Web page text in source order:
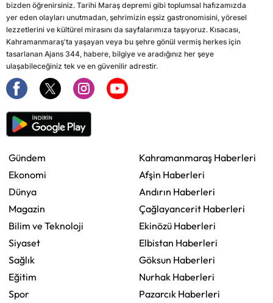
bizden öğrenirsiniz. Tarihi Maraş depremi gibi toplumsal hafızamızda
yer eden olayları unutmadan, şehrimizin eşsiz gastronomisini, yöresel
lezzetlerini ve kültürel mirasını da sayfalarımıza taşıyoruz. Kısacası,
Kahramanmaraş'ta yaşayan veya bu şehre gönül vermiş herkes için
tasarlanan Ajans 344, habere, bilgiye ve aradığınız her şeye
ulaşabileceğiniz tek ve en güvenilir adrestir.
Gündem
Ekonomi
Dünya
Magazin
Bilim ve Teknoloji
Siyaset
Sağlık
Eğitim
Spor
Kahramanmaraş Haberleri
Afşin Haberleri
Andırın Haberleri
Çağlayancerit Haberleri
Ekinözü Haberleri
Elbistan Haberleri
Göksun Haberleri
Nurhak Haberleri
Pazarcık Haberleri